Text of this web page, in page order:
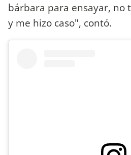
bárbara para ensayar, no
y me hizo caso", contó.